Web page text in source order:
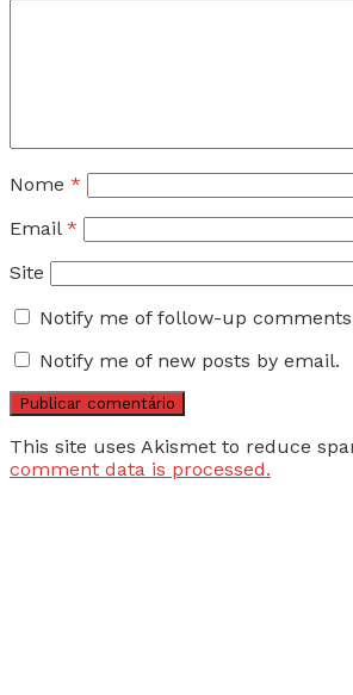
Nome *
Email *
Site
Notify me of follow-up
Notify me of new posts by email.
This site uses Akismet to reduce
comment data is processed.